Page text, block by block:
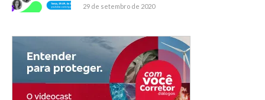
29 de setembro de 2020